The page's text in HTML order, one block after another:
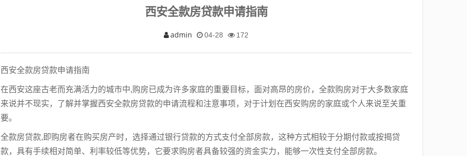
西安全款房贷款申请指南
admin 04-28 172
西安全款房贷款申请指南
在西安这座古老而充满活力的城市中,购房已成为许多家庭的重要目标，面对高昂的房价，全款购房对于大多数家庭
来说并不现实，了解并掌握西安全款房贷款的申请流程和注意事项，对于计划在西安购房的家庭或个人来说至关重
要。
全款房贷款,即购房者在购买房产时，选择通过银行贷款的方式支付全部房款，这种方式相较于分期付款或按揭贷
款，具有手续相对简单、利率较低等优势，它要求购房者具备较强的资金实力，能够一次性支付全部房款。